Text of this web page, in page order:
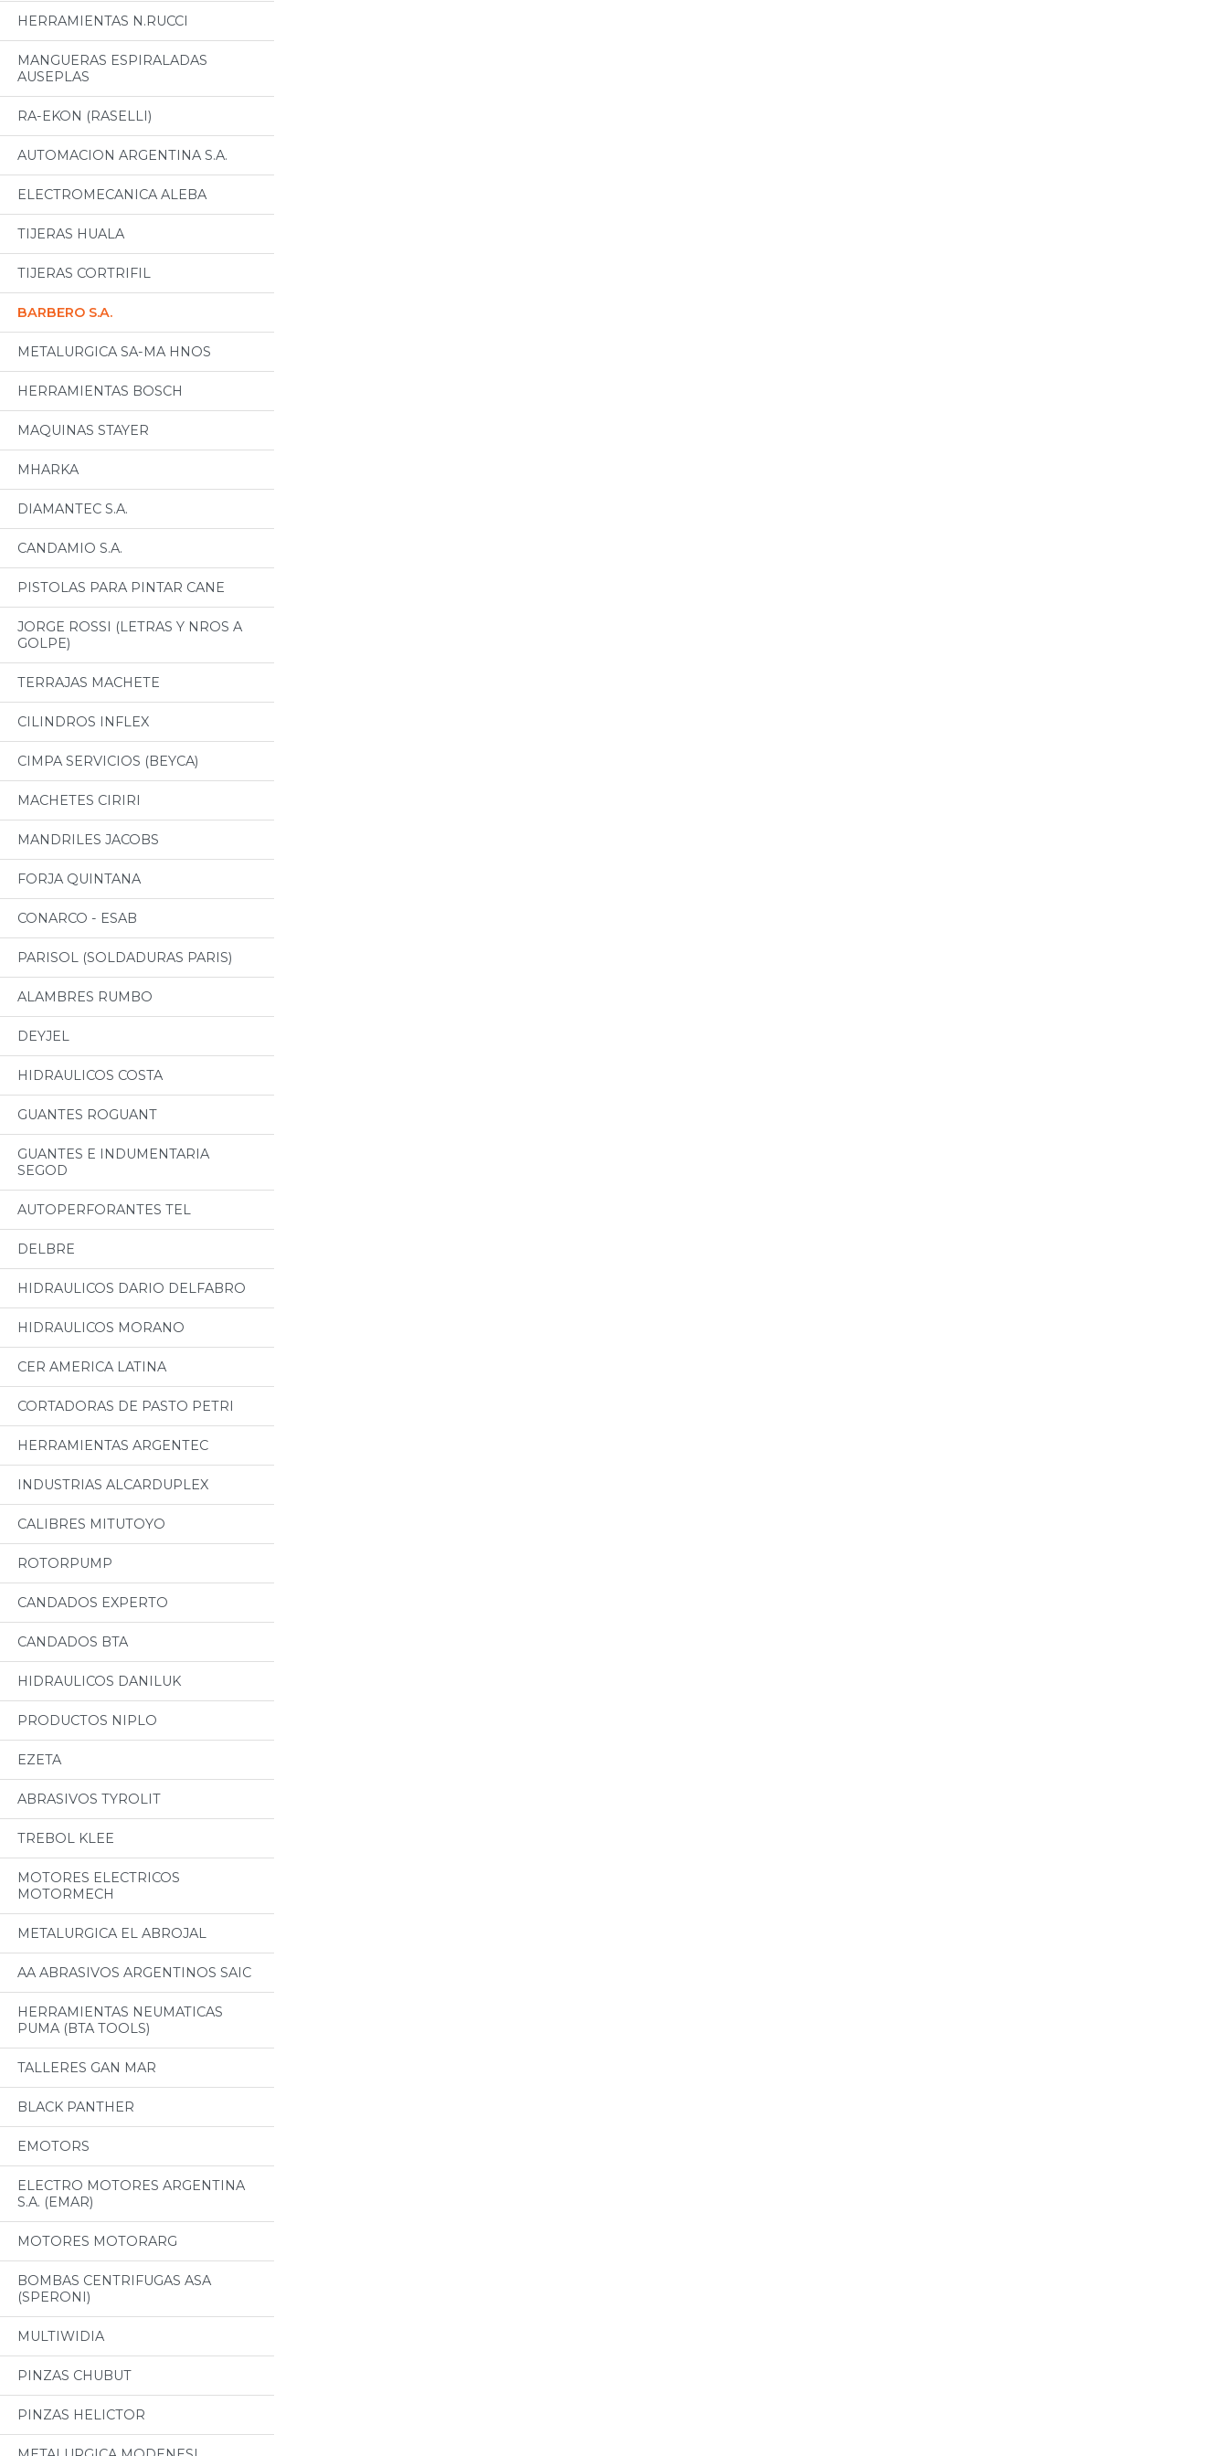
HERRAMIENTAS N.RUCCI
MANGUERAS ESPIRALADAS
AUSEPLAS
RA-EKON (RASELLI)
AUTOMACION ARGENTINA S.A.
ELECTROMECANICA ALEBA
TIJERAS HUALA
TIJERAS CORTRIFIL
BARBERO S.A.
METALURGICA SA-MA HNOS
HERRAMIENTAS BOSCH
MAQUINAS STAYER
MHARKA
DIAMANTEC S.A.
CANDAMIO S.A.
PISTOLAS PARA PINTAR CANE
JORGE ROSSI (LETRAS Y NROS A
GOLPE)
TERRAJAS MACHETE
CILINDROS INFLEX
CIMPA SERVICIOS (BEYCA)
MACHETES CIRIRI
MANDRILES JACOBS
FORJA QUINTANA
CONARCO - ESAB
PARISOL (SOLDADURAS PARIS)
ALAMBRES RUMBO
DEYJEL
HIDRAULICOS COSTA
GUANTES ROGUANT
GUANTES E INDUMENTARIA
SEGOD
AUTOPERFORANTES TEL
DELBRE
HIDRAULICOS DARIO DELFABRO
HIDRAULICOS MORANO
CER AMERICA LATINA
CORTADORAS DE PASTO PETRI
HERRAMIENTAS ARGENTEC
INDUSTRIAS ALCARDUPLEX
CALIBRES MITUTOYO
ROTORPUMP
CANDADOS EXPERTO
CANDADOS BTA
HIDRAULICOS DANILUK
PRODUCTOS NIPLO
EZETA
ABRASIVOS TYROLIT
TREBOL KLEE
MOTORES ELECTRICOS
MOTORMECH
METALURGICA EL ABROJAL
AA ABRASIVOS ARGENTINOS SAIC
HERRAMIENTAS NEUMATICAS
PUMA (BTA TOOLS)
TALLERES GAN MAR
BLACK PANTHER
EMOTORS
ELECTRO MOTORES ARGENTINA
S.A. (EMAR)
MOTORES MOTORARG
BOMBAS CENTRIFUGAS ASA
(SPERONI)
MULTIWIDIA
PINZAS CHUBUT
PINZAS HELICTOR